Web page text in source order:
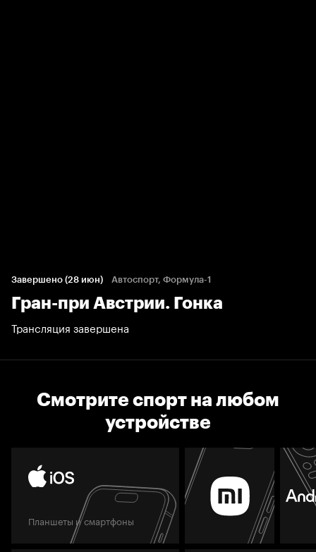
Завершено (28 июн) Автоспорт, Формула-1
Гран-при Австрии. Гонка
Трансляция завершена
Смотрите спорт на любом
устройстве
Планшеты и смартфоны